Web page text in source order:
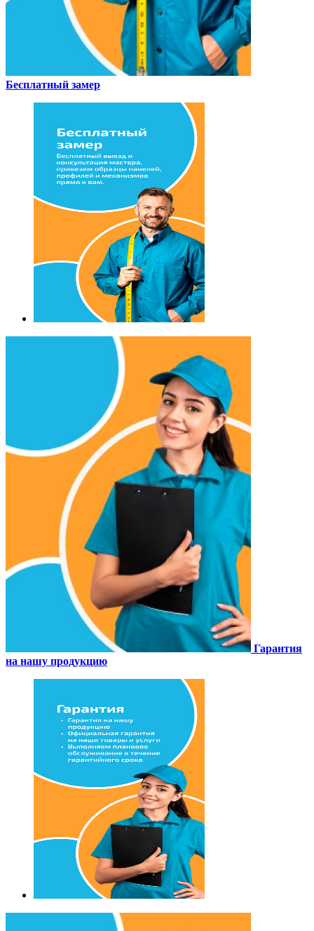
Бесплатный замер
Гарантия
на нашу продукцию